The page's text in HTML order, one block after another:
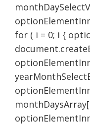
for ( i = 0; i {